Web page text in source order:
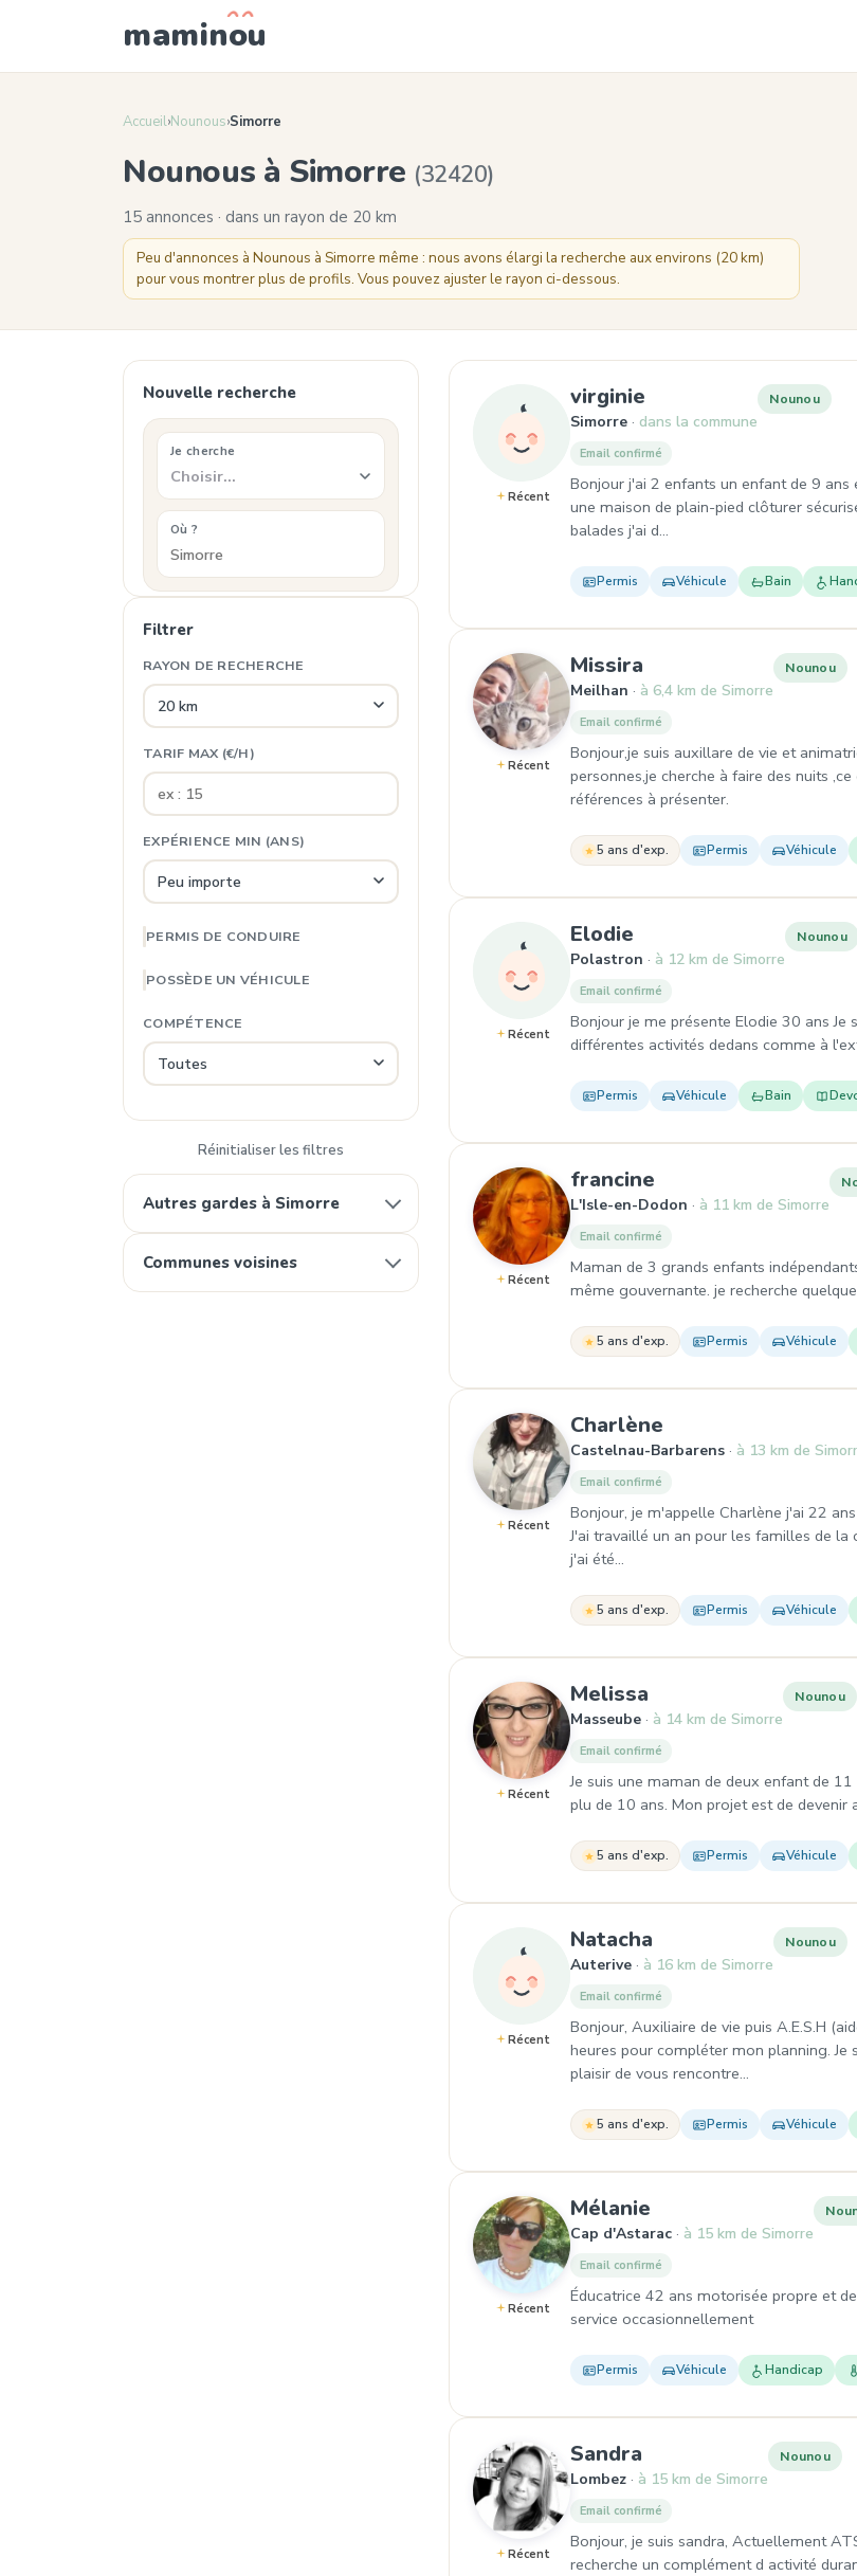
maminou
Accueil›Nounous›Simorre
Nounous à Simorre (32420)
15 annonces · dans un rayon de 20 km
Peu d'annonces à Nounous à Simorre même : nous avons élargi la recherche aux environs (20 km)
pour vous montrer plus de profils. Vous pouvez ajuster le rayon ci-dessous.
Nouvelle recherche
Je cherche
Choisir…
Où ?
Filtrer
RAYON DE RECHERCHE
TARIF MAX (€/H)
EXPÉRIENCE MIN (ANS)
PERMIS DE CONDUIRE
POSSÈDE UN VÉHICULE
COMPÉTENCE
Réinitialiser les filtres
Autres gardes à Simorre
Communes voisines
Récent
virginie , Nounou à Simorre
Simorre dans la commune
Nounou
Email confirmé
Bonjour j'ai 2 enfants un enfant de 9
une maison de plain-pied clôturer
balades j'ai d…
Permis Véhicule Bain
Récent
Missira , Nounou à Meilhan
Meilhan à 6,4 km de Simorre
Nounou
Email confirmé
Bonjour,je suis auxillare de vie et
personnes,je cherche à faire des nuits
références à présenter.
5 ans d'exp. Permis Véhicule
Récent
Elodie , Nounou à Polastron
Polastron à 12 km de Simorre
Nounou
Email confirmé
Bonjour je me présente Elodie 30 ans Je
différentes activités dedans comme à
Permis Véhicule Bain
Récent
francine , Nounou à L'Isle-
L'Isle-en-Dodon à 11 km de Simorre
Email confirmé
Maman de 3 grands enfants
même gouvernante. je recherche
5 ans d'exp. Permis Véhicule
Récent
Charlène , Nounou à
Castelnau-Barbarens à 13 km de
Email confirmé
Bonjour, je m'appelle Charlène j'ai 22
J'ai travaillé un an pour les familles de
j'ai été…
5 ans d'exp. Permis Véhicule
Récent
Melissa , Nounou à Masseube
Masseube à 14 km de Simorre
Nounou
Email confirmé
Je suis une maman de deux enfant de
plu de 10 ans. Mon projet est de devenir
5 ans d'exp. Permis Véhicule
Récent
Natacha , Nounou à Auterive
Auterive à 16 km de Simorre
Nounou
Email confirmé
Bonjour, Auxiliaire de vie puis A.E.S.H
heures pour compléter mon planning.
plaisir de vous rencontre…
5 ans d'exp. Permis Véhicule
Récent
Mélanie , Nounou à Cap
Cap d'Astarac à 15 km de Simorre
Email confirmé
Éducatrice 42 ans motorisée propre et
service occasionnellement
Permis Véhicule Handicap
Récent
Sandra , Nounou à Lombez
Lombez à 15 km de Simorre
Nounou
Email confirmé
Bonjour, je suis sandra, Actuellement
recherche un complément d activité